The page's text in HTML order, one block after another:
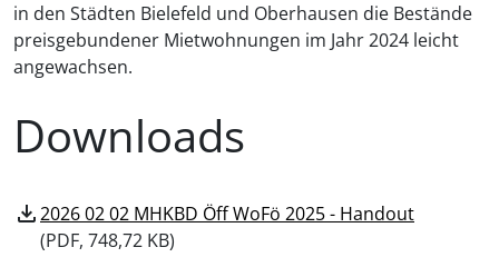
in den Städten Bielefeld und Oberhausen die Bestände
preisgebundener Mietwohnungen im Jahr 2024 leicht
angewachsen.
Downloads
download2026 02 02 MHKBD Öff WoFö 2025 - Handout
(PDF, 748,72 KB)